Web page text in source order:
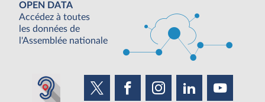
OPEN DATA
Accédez à toutes
les données de
l'Assemblée nationale